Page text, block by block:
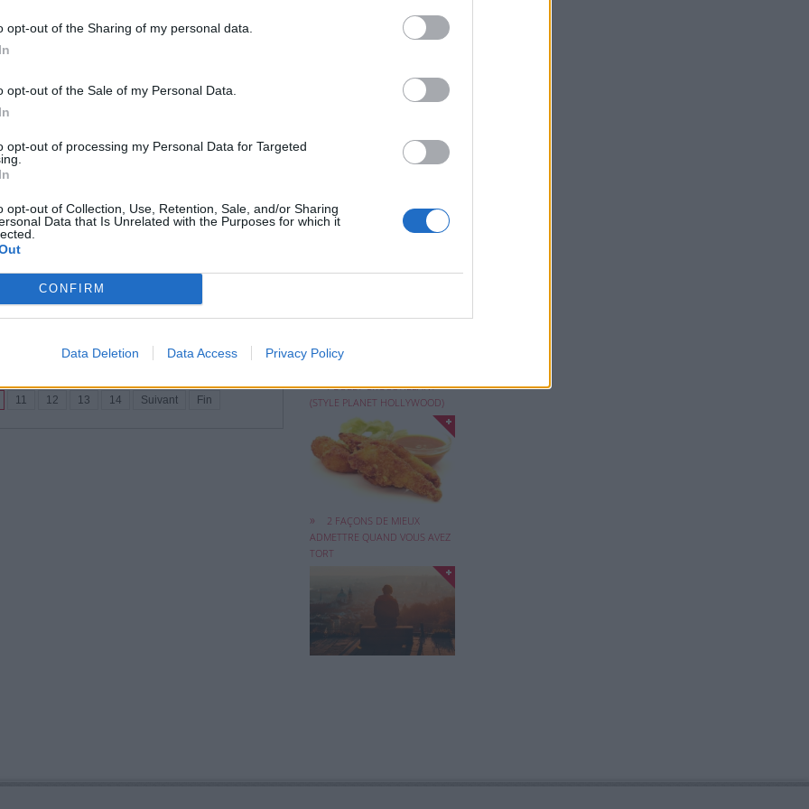
opt-out of the Sharing of my personal data.
opt-out of the Sale of my Personal Data.
opt-out of processing my Personal Data for Targeted
opt-out of Collection, Use, Retention, Sale, and/or Sharing
Data that Is Unrelated with the Purposes for which it
CONFIRM
Data Deletion Data Access Privacy Policy
centrée sur elle-même et
relations. La question qui revient souvent
pour raviver la relation
& Amour | Affichages : 696
s’installe et que la complicité diminue, il est
tout est perdu. Pourtant, un couple qui
souvent retrouver un nouvel élan. Avec de la
et quelques ajustements, il est
du lien et de renforcer la relation.
11 12 13 14 Suivant Fin
🌿 ASTUCE SIMPLE QUI
Vos meubles en bois
ont perdu leur ...
POULET CROUSTILLANT
(STYLE PLANET HOLLYWOOD)
faire plaisir aux ...
2 FAÇONS DE MIEUX
ADMETTRE QUAND VOUS AVEZ
TORT
Pour beaucoup, l'idée